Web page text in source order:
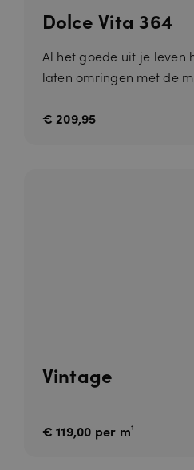
Dolce Vita 364
Al het goede uit je leven
laten omringen met de
€ 209,95
Vintage
€ 119,00 per m¹